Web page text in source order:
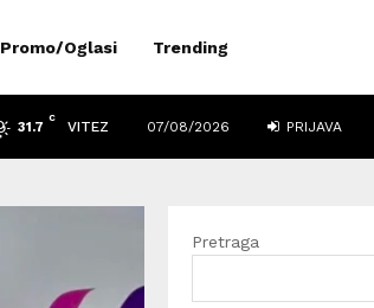
Promo/Oglasi Trending
31.7
C
VITEZ 07/08/2026 PRIJAVA
Pretraga